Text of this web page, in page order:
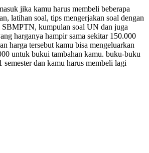
jika kamu harus membeli beberapa
latihan soal, tips mengerjakan soal dengan
SBMPTN, kumpulan soal UN dan juga
harganya hampir sama sekitar 150.000
harga tersebut kamu bisa mengeluarkan
untuk bukui tambahan kamu. buku-buku
semester dan kamu harus membeli lagi